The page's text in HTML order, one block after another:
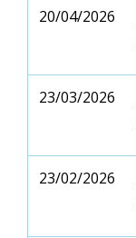
20/04/2026
23/03/2026
23/02/2026